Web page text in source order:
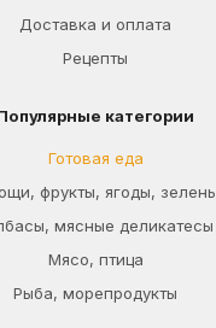
Доставка и оплата
Рецепты
категории
Готовая еда
фрукты, ягоды, зелень
мясные деликатесы
Мясо, птица
Рыба, морепродукты